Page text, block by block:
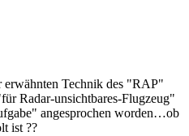
erwähnten Technik des "RAP"
Radar-unsichtbares-Flugzeug"
angesprochen worden…ob
ist ??